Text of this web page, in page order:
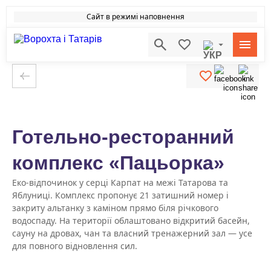
Сайт в режимі наповнення
Готельно-ресторанний
комплекс «Пацьорка»
Еко-відпочинок у серці Карпат на межі Татарова та
Яблуниці. Комплекс пропонує 21 затишний номер і
закриту альтанку з каміном прямо біля річкового
водоспаду. На території облаштовано відкритий басейн,
сауну на дровах, чан та власний тренажерний зал — усе
для повного відновлення сил.